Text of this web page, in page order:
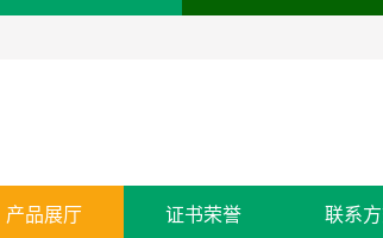
产品展厅 证书荣誉 联系